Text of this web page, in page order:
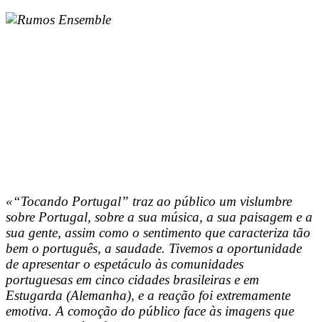
«“Tocando Portugal” traz ao público um vislumbre
sobre Portugal, sobre a sua música, a sua paisagem e a
sua gente, assim como o sentimento que caracteriza tão
bem o português, a saudade. Tivemos a oportunidade
de apresentar o espetáculo às comunidades
portuguesas em cinco cidades brasileiras e em
Estugarda (Alemanha), e a reação foi extremamente
emotiva. A comoção do público face às imagens que